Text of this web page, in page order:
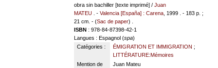
obra sin bachiller [texte imprimé] /Juan
MATEU . -Valencia [España] : Carena , 1999 . - 183 p. ;
21 cm. - (Sac de paper) .
ISBN : 978-84-87398-42-1
Langues : Espagnol (spa)
Catégories :
ÉMIGRATION ET IMMIGRATION ;
LITTÉRATURE:Mémoires
Mention de
Juan Mateu